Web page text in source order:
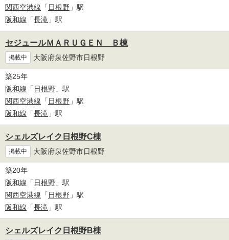
関西空港線 「 日根野 」駅
阪和線 「長滝 」駅
セジュールＭＡＲＵＧＥＮ Ｂ棟
掲載中 大阪府泉佐野市日根野
築25年
阪和線 「 日根野 」駅
関西空港線 「 日根野 」駅
阪和線 「長滝 」駅
シェルズレイク日根野C棟
掲載中 大阪府泉佐野市日根野
築20年
阪和線 「 日根野 」駅
関西空港線 「 日根野 」駅
阪和線 「長滝 」駅
シェルズレイク日根野B棟